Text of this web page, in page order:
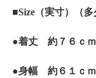
■Size（実寸）（
●着丈 約７６ｃｍ
●身幅 約６１ｃｍ